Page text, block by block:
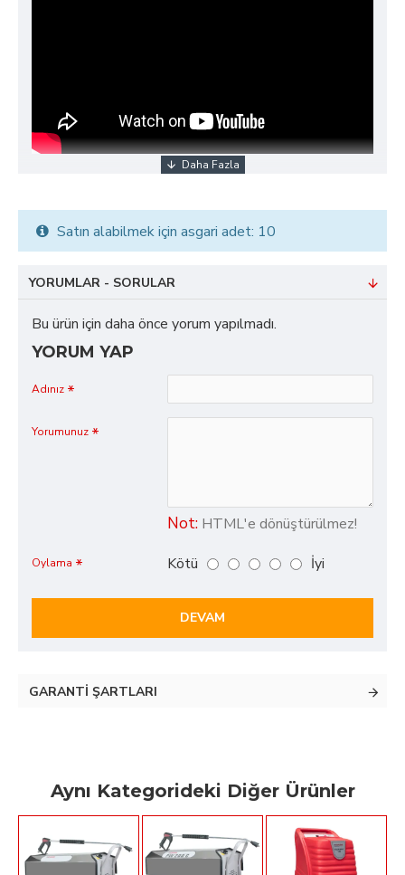
Satın alabilmek için asgari adet: 10
YORUMLAR - SORULAR
Bu ürün için daha önce yorum yapılmadı.
YORUM YAP
Adınız
Yorumunuz
Not: HTML'e dönüştürülmez!
Oylama Kötü İyi
DEVAM
GARANTI ŞARTLARI
Aynı Kategorideki Diğer Ürünler